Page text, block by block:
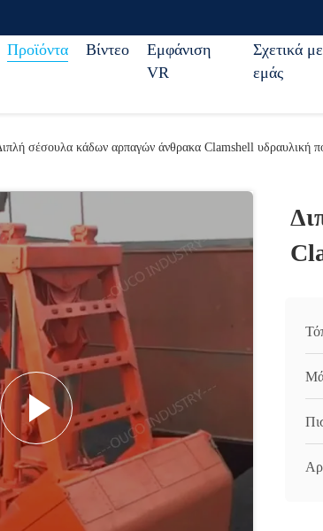
Προϊόντα Βίντεο
Εμφάνιση
VR
Σχετικά με
εμάς
σέσουλα κάδων αρπαγών άνθρακα Clamshell υδραυλική